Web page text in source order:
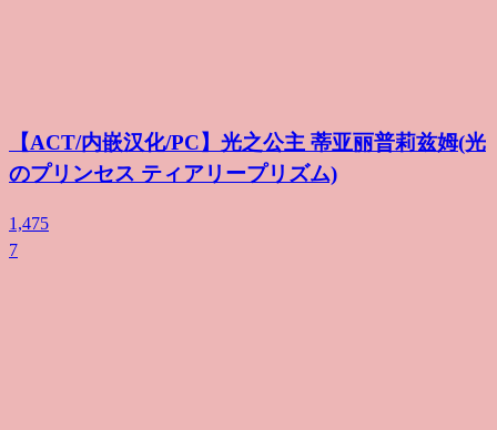
【ACT/内嵌汉化/PC】光之公主 蒂亚丽普莉兹姆(光
のプリンセス ティアリープリズム)
1,475
7